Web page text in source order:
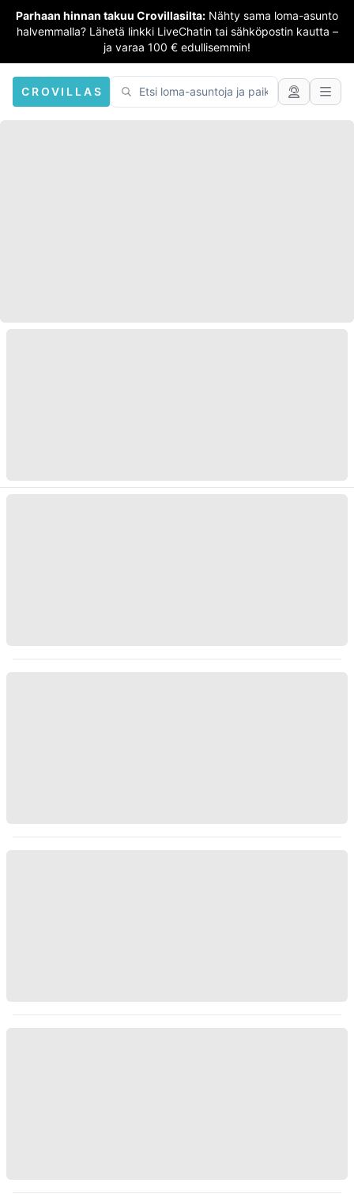
Parhaan hinnan takuu Crovillasilta: Nähty sama loma-asunto
halvemmalla? Lähetä linkki LiveChatin tai sähköpostin kautta –
ja varaa 100 € edullisemmin!
CROVILLAS